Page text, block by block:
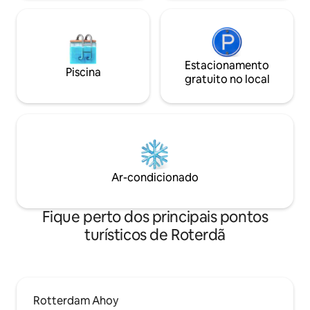
Piscina
Estacionamento
gratuito no local
Ar-condicionado
Fique perto dos principais pontos
turísticos de Roterdã
Rotterdam Ahoy